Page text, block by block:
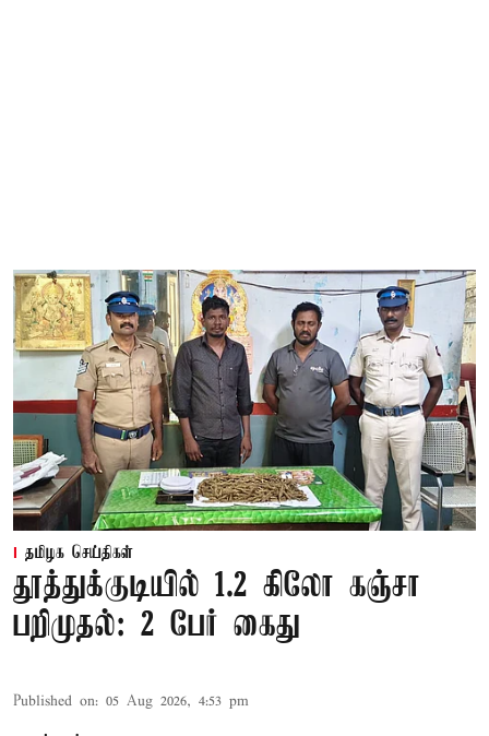
தமிழக செய்திகள்
தூத்துக்குடியில் 1.2 கிலோ கஞ்சா
பறிமுதல்: 2 பேர் கைது
Published on: 05 Aug 2026, 4:53 pm